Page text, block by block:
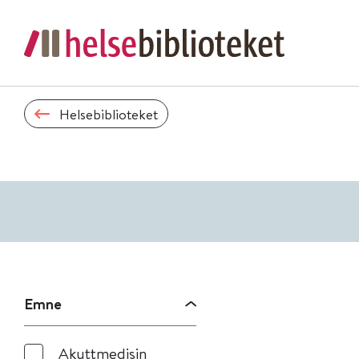
Helsebiblioteket
Emne
Akuttmedisin